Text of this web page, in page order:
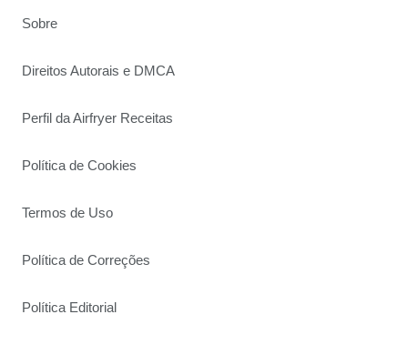
Sobre
Direitos Autorais e DMCA
Perfil da Airfryer Receitas
Política de Cookies
Termos de Uso
Política de Correções
Política Editorial